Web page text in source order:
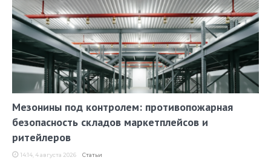
Мезонины под контролем: противопожарная
безопасность складов маркетплейсов и
ритейлеров
14:14, 4 августа 2026 Статьи